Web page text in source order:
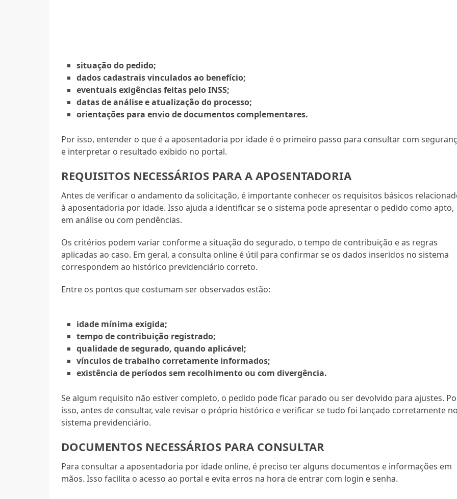
situação do pedido;
dados cadastrais vinculados ao benefício;
eventuais exigências feitas pelo INSS;
datas de análise e atualização do processo;
orientações para envio de documentos complementares.
Por isso, entender o que é a aposentadoria por idade é o primeiro passo para consultar com
e interpretar o resultado exibido no portal.
REQUISITOS NECESSÁRIOS PARA A APOSENTADORIA
Antes de verificar o andamento da solicitação, é importante conhecer os requisitos básicos
à aposentadoria por idade. Isso ajuda a identificar se o sistema pode apresentar o pedido como apto,
em análise ou com pendências.
Os critérios podem variar conforme a situação do segurado, o tempo de contribuição e as regras
aplicadas ao caso. Em geral, a consulta online é útil para confirmar se os dados inseridos no sistema
correspondem ao histórico previdenciário correto.
Entre os pontos que costumam ser observados estão:
idade mínima exigida;
tempo de contribuição registrado;
qualidade de segurado, quando aplicável;
vínculos de trabalho corretamente informados;
existência de períodos sem recolhimento ou com divergência.
Se algum requisito não estiver completo, o pedido pode ficar parado ou ser devolvido para ajustes.
isso, antes de consultar, vale revisar o próprio histórico e verificar se tudo foi lançado corretamente
sistema previdenciário.
DOCUMENTOS NECESSÁRIOS PARA CONSULTAR
Para consultar a aposentadoria por idade online, é preciso ter alguns documentos e informações em
mãos. Isso facilita o acesso ao portal e evita erros na hora de entrar com login e senha.